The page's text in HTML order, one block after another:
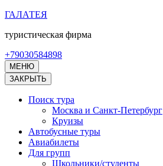
Перейти
содержимому
Enter)
ГАЛАТЕЯ
туристическая фирма
+79030584898
МЕНЮ
ЗАКРЫТЬ
Поиск тура
Москва и Санкт-Петербург
Круизы
Автобусные туры
Авиабилеты
Для групп
Школьники/студенты